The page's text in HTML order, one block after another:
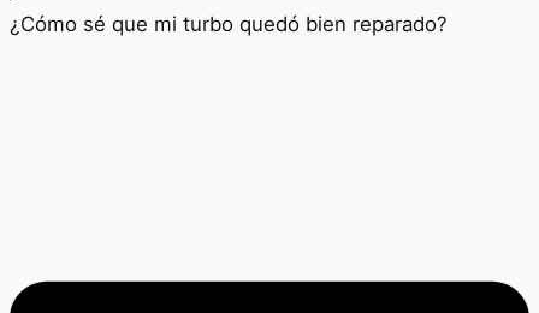
¿Cómo sé que mi turbo quedó bien reparado?